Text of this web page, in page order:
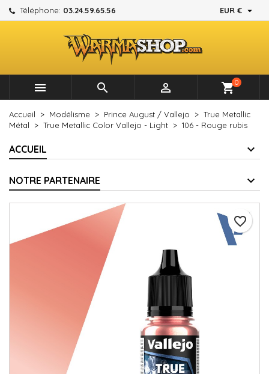
Téléphone: 03.24.59.65.56 EUR € 
   shopping_cart0
Accueil Modélisme Prince August / Vallejo
True Metallic
Métal
True Metallic Color Vallejo - Light 106 - Rouge rubis
ACCUEIL
NOTRE PARTENAIRE
favorite_border
Mes listes d'envies ×
Créer une nouvelle liste
Créer une liste d'envies ×
Nom de la liste d'envies
Annuler Créer une liste d'envies
Connexion ×
Vous devez être connecté pour ajouter des produits à
votre liste d'envies.